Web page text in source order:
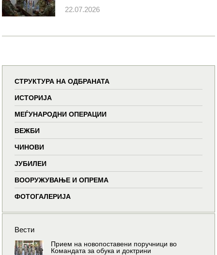
22.07.2026
СТРУКТУРА НА ОДБРАНАТА
ИСТОРИЈА
МЕЃУНАРОДНИ ОПЕРАЦИИ
ВЕЖБИ
ЧИНОВИ
ЈУБИЛЕИ
ВООРУЖУВАЊЕ И ОПРЕМА
ФОТОГАЛЕРИЈА
Вести
Прием на новопоставени поручници во
Командата за обука и доктрини